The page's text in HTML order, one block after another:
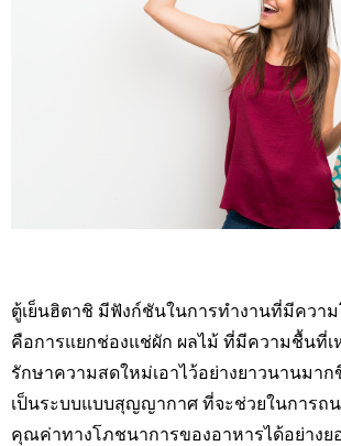
ตู้เย็นฮิตาชิ มีฟังก์ชันในการทำงานที่มีความ
คือการแยกช่องแช่ผัก ผลไม้ ที่มีความชื้นที่เ
รักษาความสดใหม่เอาไว้อย่างยาวนานมา
เป็นระบบแบบสุญญากาศ ที่จะช่วยในการถ
คุณค่าทางโภชนาการของอาหารได้อย่างย